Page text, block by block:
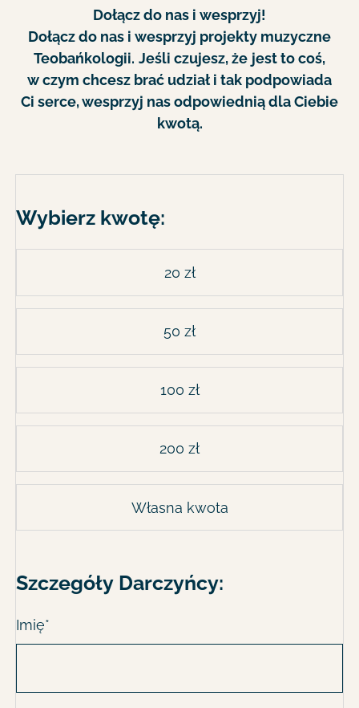
Dołącz do nas i wesprzyj!
Dołącz do nas i wesprzyj projekty muzyczne
Teobańkologii. Jeśli czujesz, że jest to coś,
w czym chcesz brać udział i tak podpowiada
Ci serce, wesprzyj nas odpowiednią dla Ciebie
kwotą.
Wybierz kwotę:
20 zł
50 zł
100 zł
200 zł
Własna kwota
Szczegóły Darczyńcy:
Imię*